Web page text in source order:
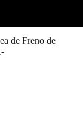
de Freno de